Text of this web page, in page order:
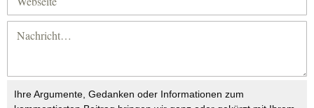
Ihre Argumente, Gedanken oder Informationen zum